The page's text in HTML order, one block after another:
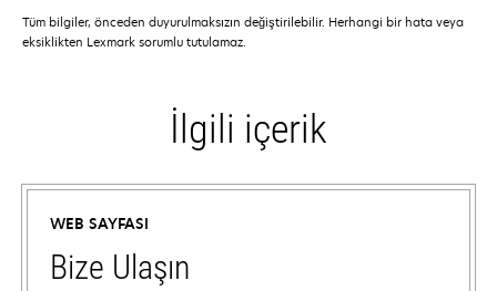
Tüm bilgiler, önceden duyurulmaksızın değiştirilebilir. Herhangi bir hata veya
eksiklikten Lexmark sorumlu tutulamaz.
İlgili içerik
WEB SAYFASI
Bize Ulaşın